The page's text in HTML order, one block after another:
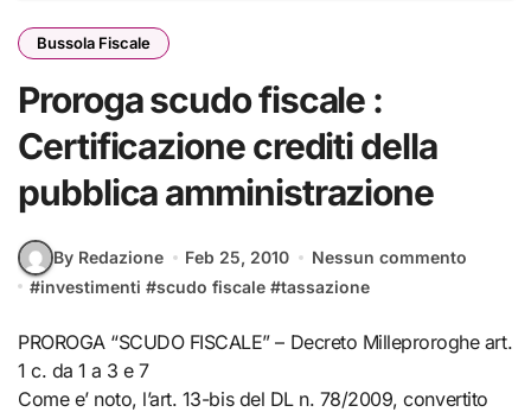
Bussola Fiscale
Proroga scudo fiscale :
Certificazione crediti della
pubblica amministrazione
By Redazione Feb 25, 2010
Nessun commento
#investimenti #scudo fiscale #tassazione
PROROGA “SCUDO FISCALE” – Decreto Milleproroghe art.
1 c. da 1 a 3 e 7
Come e’ noto, l’art. 13-bis del DL n. 78/2009, convertito